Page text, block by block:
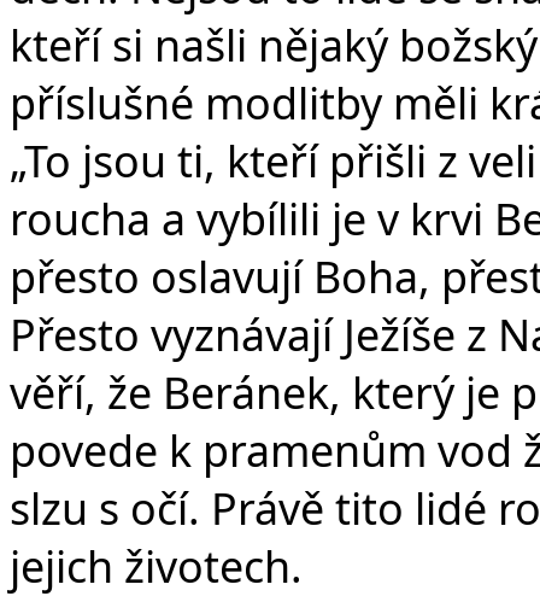
kteří si našli nějaký
příslušné modlitby měli
„To jsou ti, kteří přišli z
roucha a vybílili je v krvi
přesto oslavují Boha,
Přesto vyznávají Ježíše z
věří, že Beránek, který je
povede k pramenům vod
slzu s očí. Právě tito lidé
jejich životech.